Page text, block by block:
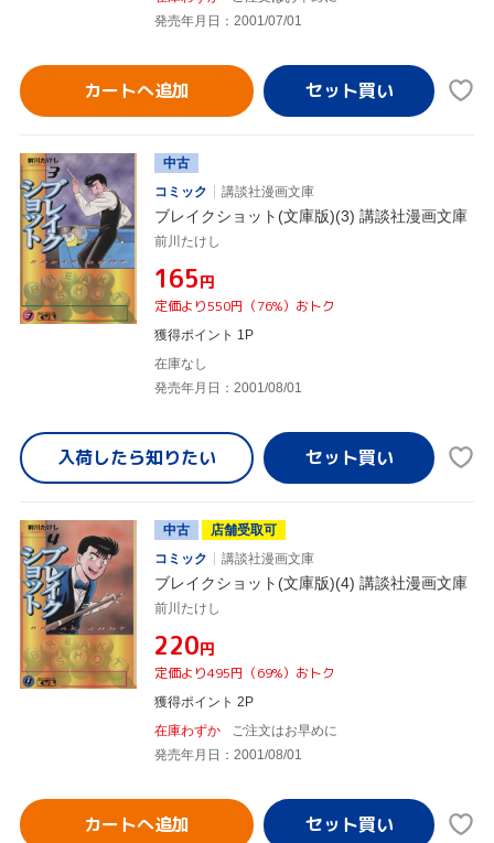
発売年月日：2001/07/01
カートへ追加
中古
コミック
講談社漫画文庫
ブレイクショット(文庫版)(3) 講談社漫画文庫
前川たけし
¥165円
定価より550円（76%）おトク
獲得ポイント 1P
在庫なし
発売年月日：2001/08/01
入荷したら知りたい
中古
店舗受取可
コミック
講談社漫画文庫
ブレイクショット(文庫版)(4) 講談社漫画文庫
前川たけし
¥220円
定価より495円（69%）おトク
獲得ポイント 2P
在庫わずか
ご注文はお早めに
発売年月日：2001/08/01
カートへ追加